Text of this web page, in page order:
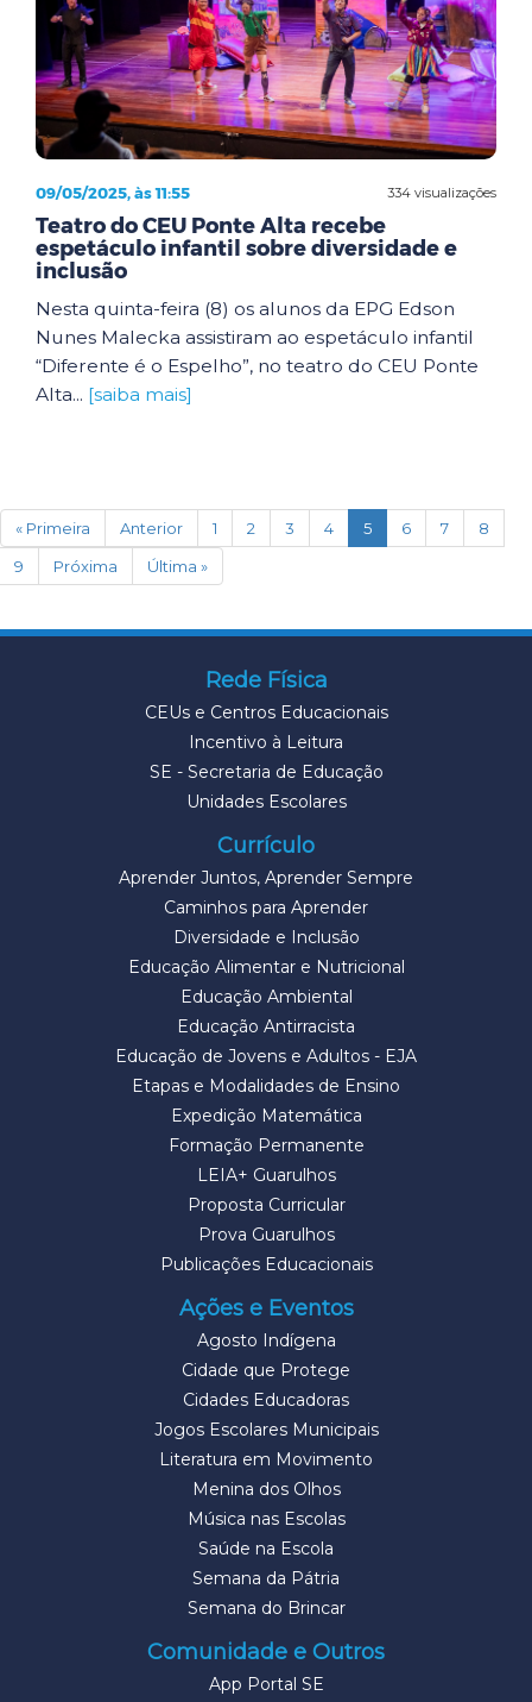
334 visualizações
09/05/2025, às 11:55
Teatro do CEU Ponte Alta recebe
espetáculo infantil sobre diversidade e
inclusão
Nesta quinta-feira (8) os alunos da EPG Edson
Nunes Malecka assistiram ao espetáculo infantil
“Diferente é o Espelho”, no teatro do CEU Ponte
Alta... [saiba mais]
« Primeira Anterior 1 2 3 4 5(current)
6 7
8
9
Próxima Última »
Rede Física
CEUs e Centros Educacionais
Incentivo à Leitura
SE - Secretaria de Educação
Unidades Escolares
Currículo
Aprender Juntos, Aprender Sempre
Caminhos para Aprender
Diversidade e Inclusão
Educação Alimentar e Nutricional
Educação Ambiental
Educação Antirracista
Educação de Jovens e Adultos - EJA
Etapas e Modalidades de Ensino
Expedição Matemática
Formação Permanente
LEIA+ Guarulhos
Proposta Curricular
Prova Guarulhos
Publicações Educacionais
Ações e Eventos
Agosto Indígena
Cidade que Protege
Cidades Educadoras
Jogos Escolares Municipais
Literatura em Movimento
Menina dos Olhos
Música nas Escolas
Saúde na Escola
Semana da Pátria
Semana do Brincar
Comunidade e Outros
App Portal SE